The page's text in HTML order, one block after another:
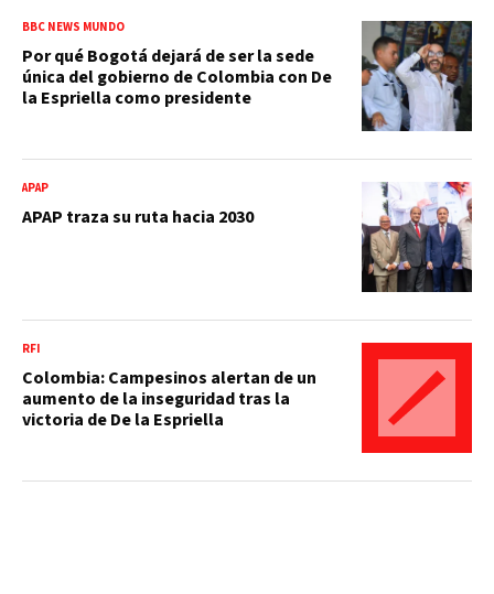
BBC NEWS MUNDO
Por qué Bogotá dejará de ser la sede
única del gobierno de Colombia con De
la Espriella como presidente
APAP
APAP traza su ruta hacia 2030
RFI
Colombia: Campesinos alertan de un
aumento de la inseguridad tras la
victoria de De la Espriella